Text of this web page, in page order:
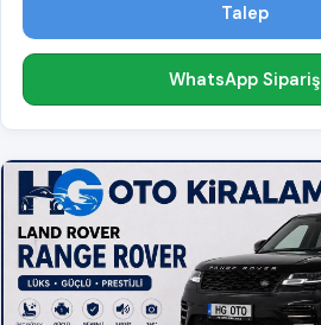
Talep
WhatsApp Sipariş